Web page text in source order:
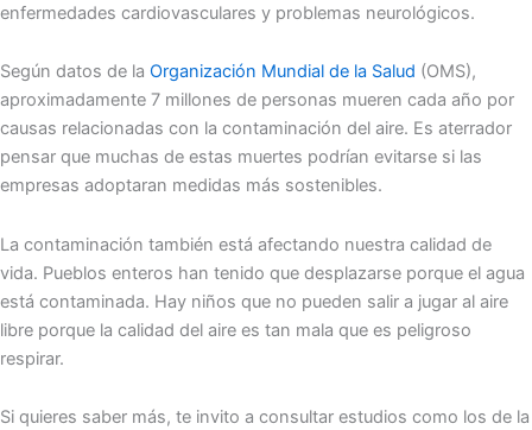
enfermedades cardiovasculares y problemas neurológicos.
Según datos de la Organización Mundial de la Salud (OMS),
aproximadamente 7 millones de personas mueren cada año por
causas relacionadas con la contaminación del aire. Es aterrador
pensar que muchas de estas muertes podrían evitarse si las
empresas adoptaran medidas más sostenibles.
La contaminación también está afectando nuestra calidad de
vida. Pueblos enteros han tenido que desplazarse porque el agua
está contaminada. Hay niños que no pueden salir a jugar al aire
libre porque la calidad del aire es tan mala que es peligroso
respirar.
Si quieres saber más, te invito a consultar estudios como los de la